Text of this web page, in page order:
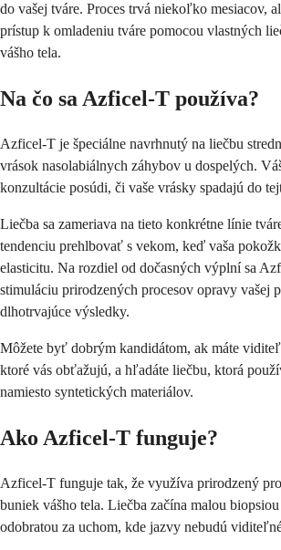
do vašej tváre. Proces trvá niekoľko mesiacov,
prístup k omladeniu tváre pomocou vlastných
vášho tela.
Na čo sa Azficel-T používa?
Azficel-T je špeciálne navrhnutý na liečbu
vrások nasolabiálnych záhybov u dospelých.
konzultácie posúdi, či vaše vrásky spadajú do
Liečba sa zameriava na tieto konkrétne línie
tendenciu prehlbovať s vekom, keď vaša
elasticitu. Na rozdiel od dočasných výplní sa
stimuláciu prirodzených procesov opravy vašej
dlhotrvajúce výsledky.
Môžete byť dobrým kandidátom, ak máte
ktoré vás obťažujú, a hľadáte liečbu, ktorá
namiesto syntetických materiálov.
Ako Azficel-T funguje?
Azficel-T funguje tak, že využíva prirodzený
buniek vášho tela. Liečba začína malou
odobratou za uchom, kde jazvy nebudú